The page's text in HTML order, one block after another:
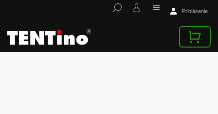
Prihlásenie